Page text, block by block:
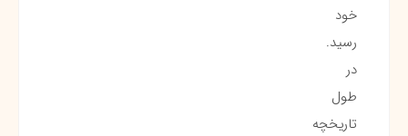
خود
رسید.
در
طول
تاریخچه